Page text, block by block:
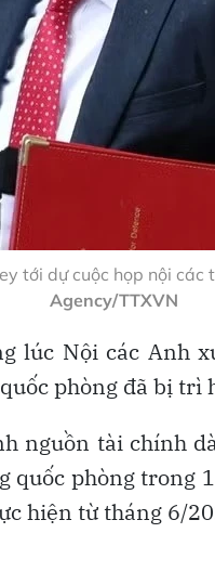
tới dự cuộc họp nội các
Agency/TTXVN
lúc Nội các Anh
phòng đã bị trì
nguồn tài chính
phòng trong
hiện từ tháng 6/